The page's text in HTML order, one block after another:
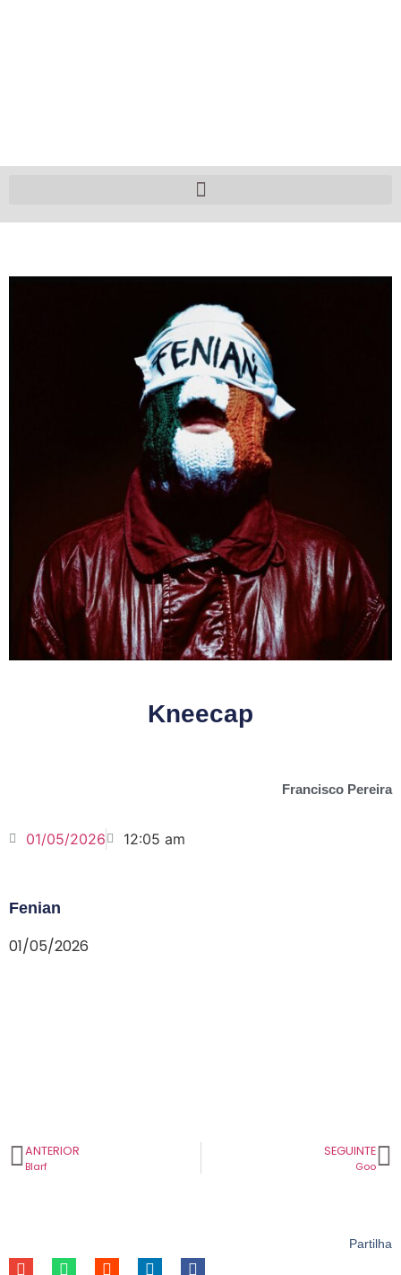
Kneecap
Francisco Pereira
01/05/2026 12:05 am
Fenian
01/05/2026
ANTERIOR
Blarf
SEGUINTE
Goo
Partilha